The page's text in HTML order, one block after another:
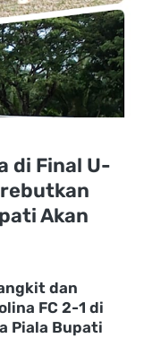
di Final U-
Akan
dan
FC 2-1 di
Piala Bupati